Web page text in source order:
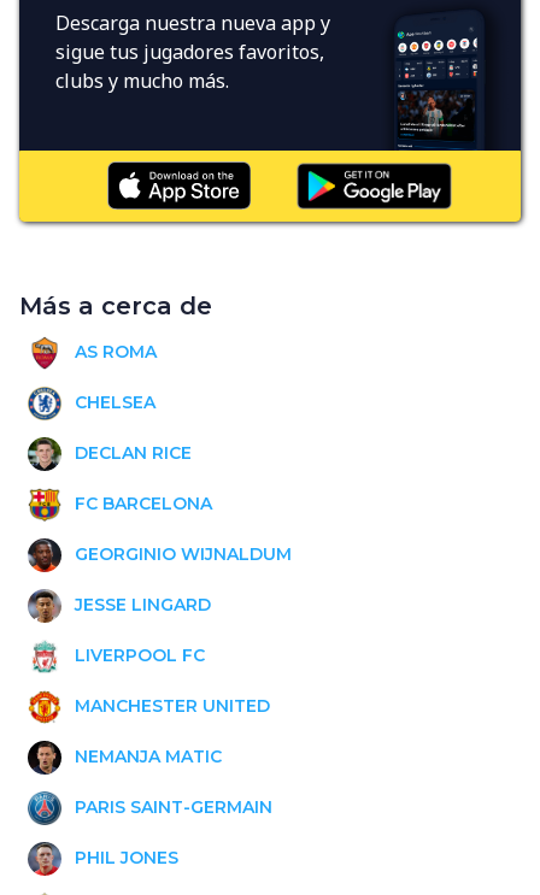
Descarga nuestra nueva app y
sigue tus jugadores favoritos,
clubs y mucho más.
Más a cerca de
AS ROMA
CHELSEA
DECLAN RICE
FC BARCELONA
GEORGINIO WIJNALDUM
JESSE LINGARD
LIVERPOOL FC
MANCHESTER UNITED
NEMANJA MATIC
PARIS SAINT-GERMAIN
PHIL JONES